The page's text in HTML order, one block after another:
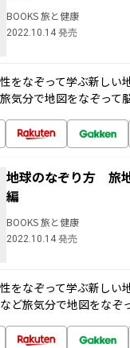
BOOKS 旅と健康
2022.10.14 発売
をなぞって学ぶ新しい
気分で地図をなぞって
地球のなぞり方 旅
編
BOOKS 旅と健康
2022.10.14 発売
をなぞって学ぶ新しい
ど旅気分で地図をなぞ